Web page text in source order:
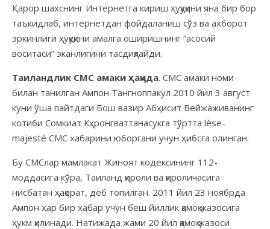
Қарор шахснинг Интернетга кириш ҳуқуқини яна бир бор
таъкидлаб, интернетдан фойдаланиш сўз ва ахборот
эркинлиги ҳуқуқини амалга оширишнинг “асосий
воситаси” эканлигини тасдиқлайди.
Таиландлик СМС амаки ҳақида. СМС амаки номи
билан танилган Ампон Тангноппакул 2010 йил 3 август
куни ўша пайтдаги Бош вазир Абҳисит Вейжаживанинг
котиби Сомкиат Кҳронгваттанасукга тўртта lèse-
majesté СМС хабарини юборгани учун ҳибсга олинган.
Бу СМСлар мамлакат Жиноят кодексининг 112-
моддасига кўра, Таиланд қироли ва қироличасига
нисбатан ҳақорат, деб топилган. 2011 йил 23 ноябрда
Ампон ҳар бир хабар учун беш йиллик қамоқ жазосига
ҳукм қилинади. Натижада жами 20 йил қамоқ жазоси